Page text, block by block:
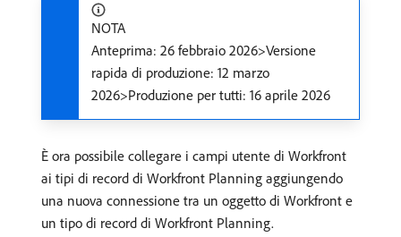
NOTA
Anteprima: 26 febbraio 2026>Versione
rapida di produzione: 12 marzo
2026>Produzione per tutti: 16 aprile 2026
È ora possibile collegare i campi utente di Workfront
ai tipi di record di Workfront Planning aggiungendo
una nuova connessione tra un oggetto di Workfront e
un tipo di record di Workfront Planning.